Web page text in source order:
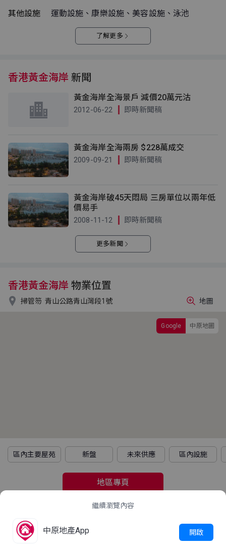
其他設施
運動設施、康樂設施、美容設施、泳池
了解更多
香港黃金海岸 新聞
黃金海岸全海景戶 減價20萬元沽
2012-06-22 即時新聞稿
黃金海岸全海兩房 $228萬成交
2009-09-21 即時新聞稿
黃金海岸破45天悶局 三房單位以兩年低
價易手
2008-11-12 即時新聞稿
更多新聞
香港黃金海岸 物業位置
 掃管笏 青山公路青山灣段1號
Google 中原地圖
地圖
區內主要屋苑 新盤 未來供應 區內設施
地區專頁
2021年人口普查
這屋苑平均家庭住戶每月收入是多少？
立即查看
繼續瀏覽內容
中原地產App 開啟